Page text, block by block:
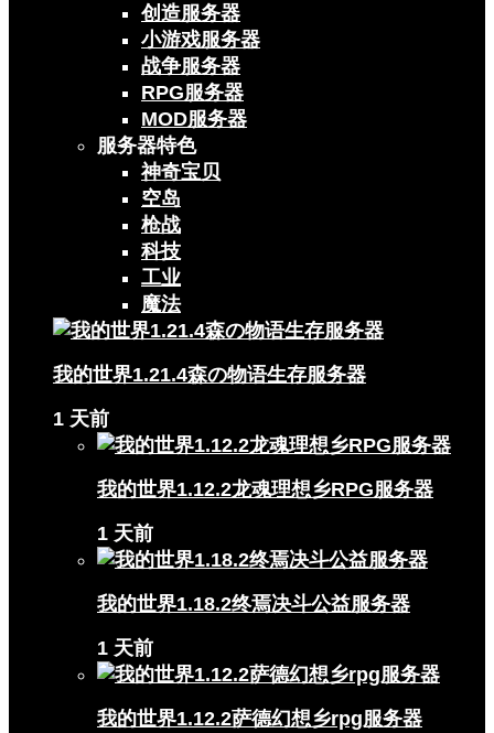
创造服务器
小游戏服务器
战争服务器
RPG服务器
MOD服务器
服务器特色
神奇宝贝
空岛
枪战
科技
工业
魔法
我的世界1.21.4森の物语生存服务器
1 天前
我的世界1.12.2龙魂理想乡RPG服务器
1 天前
我的世界1.18.2终焉决斗公益服务器
1 天前
我的世界1.12.2萨德幻想乡rpg服务器